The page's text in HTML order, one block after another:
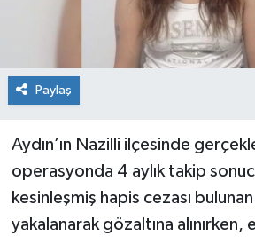
Paylaş
Aydın’ın Nazilli ilçesinde
operasyonda 4 aylık takip
kesinleşmiş hapis cezası bulunan
yakalanarak gözaltına